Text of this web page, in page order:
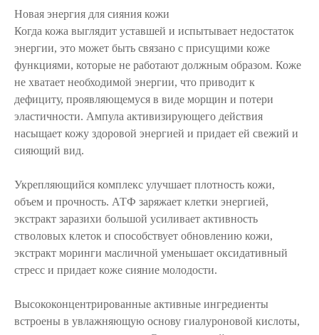
Новая энергия для сияния кожи
Когда кожа выглядит уставшей и испытывает недостаток
энергии, это может быть связано с присущими коже
функциями, которые не работают должным образом. Коже
не хватает необходимой энергии, что приводит к
дефициту, проявляющемуся в виде морщин и потери
эластичности. Ампула активизирующего действия
насыщает кожу здоровой энергией и придает ей свежий и
сияющий вид.
Укрепляющийся комплекс улучшает плотность кожи,
объем и прочность. АТФ заряжает клетки энергией,
экстракт заразихи большой усиливает активность
стволовых клеток и способствует обновлению кожи,
экстракт моринги масличной уменьшает оксидативный
стресс и придает коже сияние молодости.
Высококонцентрированные активные ингредиенты
встроены в увлажняющую основу гиалуроновой кислоты,